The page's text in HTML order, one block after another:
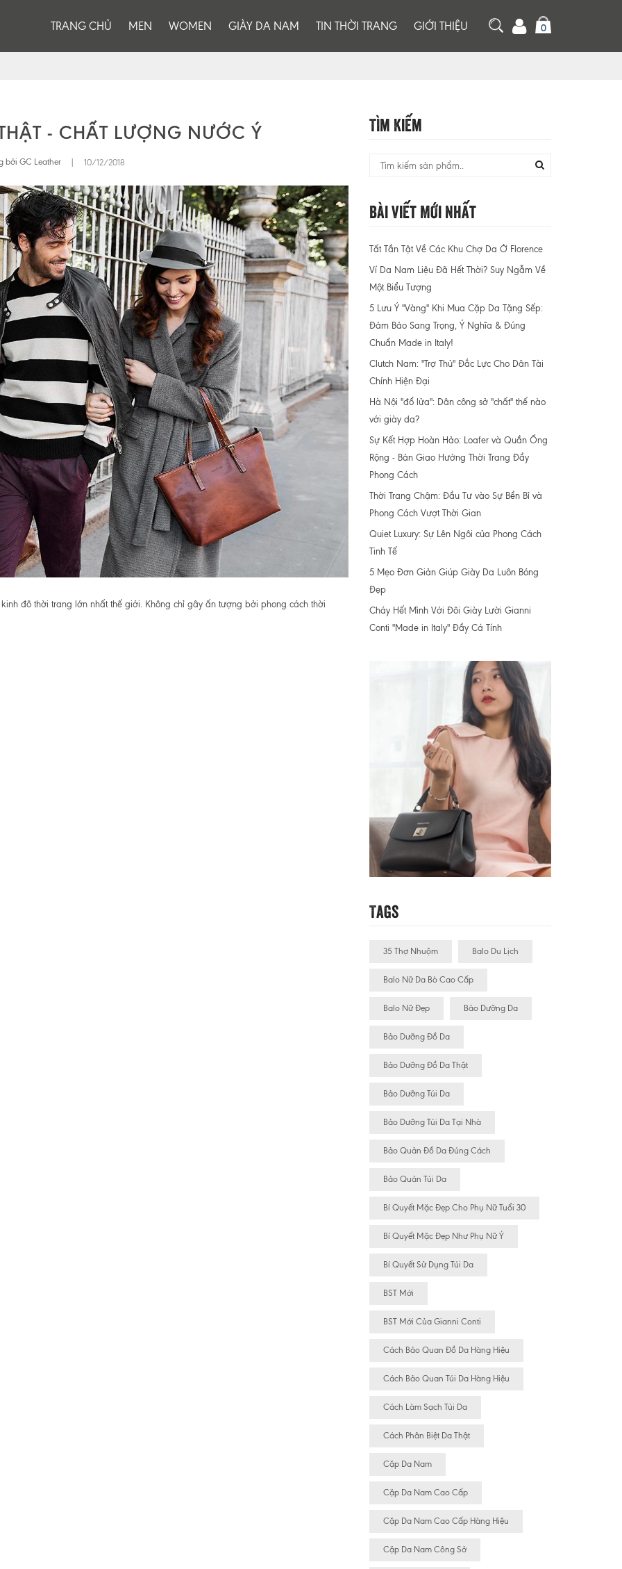
TRANG CHỦ MEN WOMEN GIÀY DA NAM TIN THỜI TRANG GIỚI THIỆU 0
- CHẤT LƯỢNG NƯỚC Ý
bởi GC Leather 10/12/2018
đô thời trang lớn nhất thế giới. Không chỉ gây ấn tượng bởi phong cách thời
Tìm Kiếm
Bài Viết Mới Nhất
Tất Tần Tật Về Các Khu Chợ Da Ở Florence
Ví Da Nam Liệu Đã Hết Thời? Suy Ngẫm Về
Một Biểu Tượng
5 Lưu Ý "Vàng" Khi Mua Cặp Da Tặng Sếp:
Đảm Bảo Sang Trọng, Ý Nghĩa & Đúng
Chuẩn Made in Italy!
Clutch Nam: "Trợ Thủ" Đắc Lực Cho Dân Tài
Chính Hiện Đại
Hà Nội "đổ lửa": Dân công sở "chất" thế nào
với giày da?
Sự Kết Hợp Hoàn Hảo: Loafer và Quần Ống
Rộng - Bản Giao Hưởng Thời Trang Đầy
Phong Cách
Thời Trang Chậm: Đầu Tư vào Sự Bền Bỉ và
Phong Cách Vượt Thời Gian
Quiet Luxury: Sự Lên Ngôi của Phong Cách
Tinh Tế
5 Mẹo Đơn Giản Giúp Giày Da Luôn Bóng
Đẹp
Cháy Hết Mình Với Đôi Giày Lười Gianni
Conti "Made in Italy" Đầy Cá Tính
Tags
35 Thợ Nhuộm Balo Du Lịch
Balo Nữ Da Bò Cao Cấp
Balo Nữ Đẹp Bảo Dưỡng Da
Bảo Dưỡng Đồ Da
Bảo Dưỡng Đồ Da Thật
Bảo Dưỡng Túi Da
Bảo Dưỡng Túi Da Tại Nhà
Bảo Quản Đồ Da Đúng Cách
Bảo Quản Túi Da
Bí Quyết Mặc Đẹp Cho Phụ Nữ Tuổi 30
Bí Quyết Mặc Đẹp Như Phụ Nữ Ý
Bí Quyết Sử Dụng Túi Da
BST Mới
BST Mới Của Gianni Conti
Cách Bảo Quan Đồ Da Hàng Hiệu
Cách Bảo Quan Túi Da Hàng Hiệu
Cách Làm Sạch Túi Da
Cách Phân Biệt Da Thật
Cặp Da Nam
Cặp Da Nam Cao Cấp
Cặp Da Nam Cao Cấp Hàng Hiệu
Cặp Da Nam Công Sở